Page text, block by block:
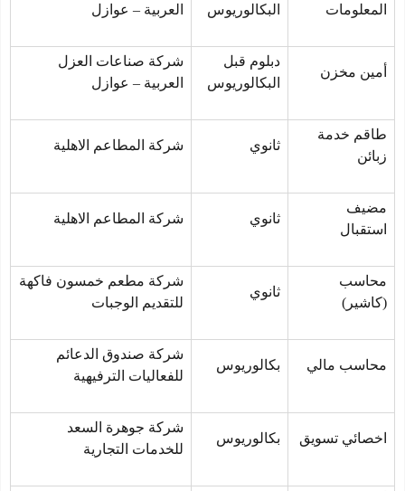
المعلومات
البكالوريوس
العربية – عوازل
أمين مخزن
دبلوم قبل
البكالوريوس
شركة صناعات العزل
العربية – عوازل
طاقم خدمة
زبائن
ثانوي شركة المطاعم الاهلية
مضيف
استقبال
ثانوي شركة المطاعم الاهلية
محاسب
(كاشير)
ثانوي
شركة مطعم خمسون فاكهة
للتقديم الوجبات
محاسب مالي بكالوريوس
شركة صندوق الدعائم
للفعاليات الترفيهية
اخصائي تسويق بكالوريوس
شركة جوهرة السعد
للخدمات التجارية